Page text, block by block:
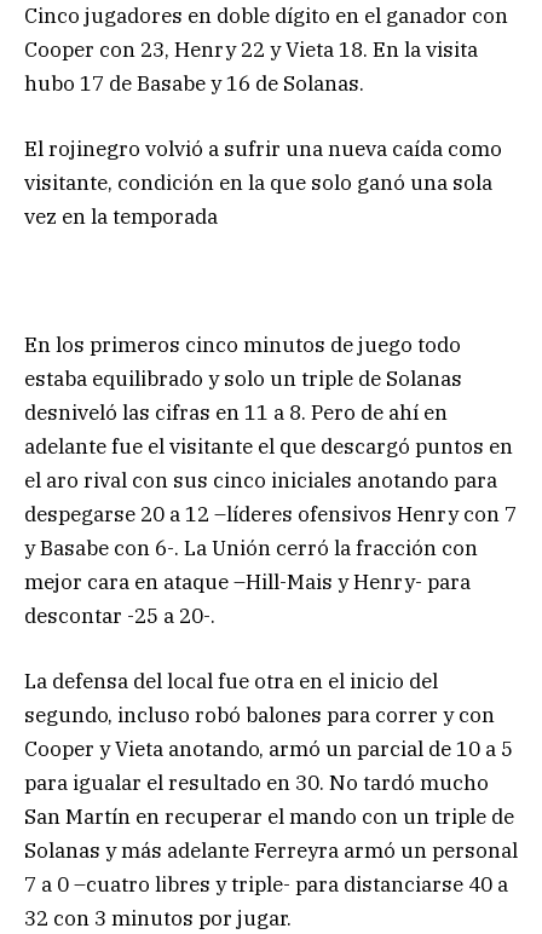
Cinco jugadores en doble dígito en el ganador con
Cooper con 23, Henry 22 y Vieta 18. En la visita
hubo 17 de Basabe y 16 de Solanas.
El rojinegro volvió a sufrir una nueva caída como
visitante, condición en la que solo ganó una sola
vez en la temporada
En los primeros cinco minutos de juego todo
estaba equilibrado y solo un triple de Solanas
desniveló las cifras en 11 a 8. Pero de ahí en
adelante fue el visitante el que descargó puntos en
el aro rival con sus cinco iniciales anotando para
despegarse 20 a 12 –líderes ofensivos Henry con 7
y Basabe con 6-. La Unión cerró la fracción con
mejor cara en ataque –Hill-Mais y Henry- para
descontar -25 a 20-.
La defensa del local fue otra en el inicio del
segundo, incluso robó balones para correr y con
Cooper y Vieta anotando, armó un parcial de 10 a 5
para igualar el resultado en 30. No tardó mucho
San Martín en recuperar el mando con un triple de
Solanas y más adelante Ferreyra armó un personal
7 a 0 –cuatro libres y triple- para distanciarse 40 a
32 con 3 minutos por jugar.